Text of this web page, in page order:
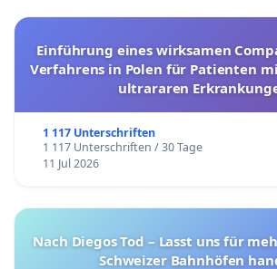
Einführung eines wirksamen
Verfahrens in Polen für Patienten
ultrararen
1 117 Unterschriften
1 117 Unterschriften / 30 Tage
11 Jul 2026
Nach Diegos Tod – Lasst uns für
Schweizer Bahnhöfen